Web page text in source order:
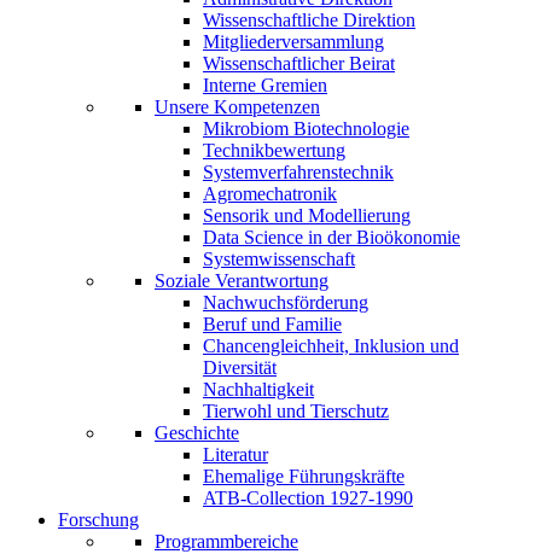
Wissenschaftliche Direktion
Mitgliederversammlung
Wissenschaftlicher Beirat
Interne Gremien
Unsere Kompetenzen
Mikrobiom Biotechnologie
Technikbewertung
Systemverfahrenstechnik
Agromechatronik
Sensorik und Modellierung
Data Science in der Bioökonomie
Systemwissenschaft
Soziale Verantwortung
Nachwuchsförderung
Beruf und Familie
Chancengleichheit, Inklusion und
Diversität
Nachhaltigkeit
Tierwohl und Tierschutz
Geschichte
Literatur
Ehemalige Führungskräfte
ATB-Collection 1927-1990
Forschung
Programmbereiche